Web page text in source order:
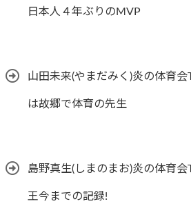
日本人４年ぶりのMVP
山田未来(やまだみく)炎の体育
は故郷で体育の先生
島野真生(しまのまお)炎の体育
王今までの記録!